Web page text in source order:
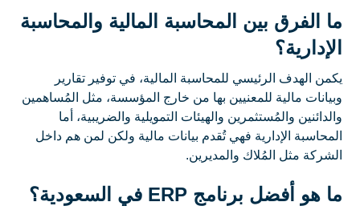
ما الفرق بين المحاسبة المالية والمحاسبة
الإدارية؟
يكمن الهدف الرئيسي للمحاسبة المالية، في توفير تقارير
وبيانات مالية للمعنيين بها من خارج المؤسسة، مثل المُساهمين
والدائنين والمُستثمرين والهيئات التمويلية والضريبية، أما
المحاسبة الإدارية فهي تُقدم بيانات مالية ولكن لمن هم داخل
الشركة مثل المُلاك والمديرين.
ما هو أفضل برنامج ERP في السعودية؟